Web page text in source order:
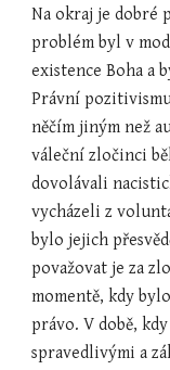
Na okraj je dobré
problém byl v
existence Boha a
Právní
něčím jiným než
váleční zločinci
dovolávali
vycházeli z
bylo jejich
považovat je za
momentě, kdy
právo. V době,
spravedlivými a